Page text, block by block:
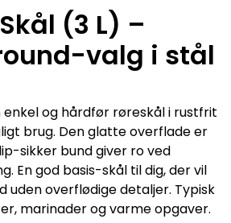
(3 L) –
valg i stål
enkel og hårdfør røreskål i rustfrit
brug. Den glatte overflade er
sikker bund giver ro ved
En god basis-skål til dig, der vil
uden overflødige detaljer. Typisk
marinader og varme opgaver.